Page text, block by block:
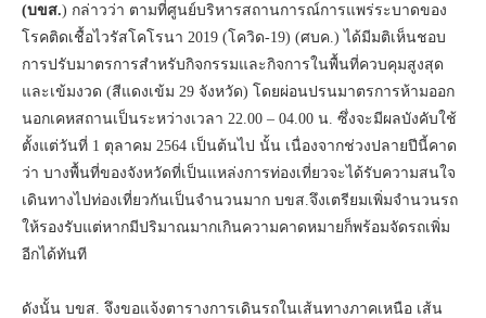
(บขส.) กล่าวว่า ตามที่ศูนย์บริหารสถานการณ์การแพร่ระบาดของ
โรคติดเชื้อไวรัสโคโรนา 2019 (โควิด-19) (ศบค.) ได้มีมติเห็นชอบ
การปรับมาตรการสำหรับกิจกรรมและกิจการในพื้นที่ควบคุมสูงสุด
และเข้มงวด (สีแดงเข้ม 29 จังหวัด) โดยผ่อนปรนมาตรการห้ามออก
นอกเคหสถานเป็นระหว่างเวลา 22.00 – 04.00 น. ซึ่งจะมีผลบังคับใช้
ตั้งแต่วันที่ 1 ตุลาคม 2564 เป็นต้นไป นั้น เนื่องจากช่วงปลายปีนี้คาด
ว่า บางพื้นที่ของจังหวัดที่เป็นแหล่งการท่องเที่ยวจะได้รับความสนใจ
เดินทางไปท่องเที่ยวกันเป็นจำนวนมาก บขส.จึงเตรียมเพิ่มจำนวนรถ
ให้รองรับแต่หากมีปริมาณมากเกินความคาดหมายก็พร้อมจัดรถเพิ่ม
อีกได้ทันที
ดังนั้น บขส. จึงขอแจ้งตารางการเดินรถในเส้นทางภาคเหนือ เส้น